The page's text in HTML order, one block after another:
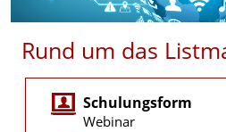
Rund um das
Schulungsform
Webinar